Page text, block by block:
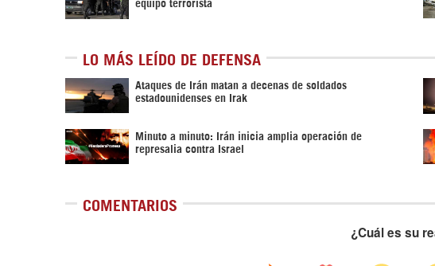
equipo terrorista
LO MÁS LEÍDO DE DEFENSA
Ataques de Irán matan a decenas de soldados
estadounidenses en Irak
Minuto a minuto: Irán inicia amplia operación de
represalia contra Israel
COMENTARIOS